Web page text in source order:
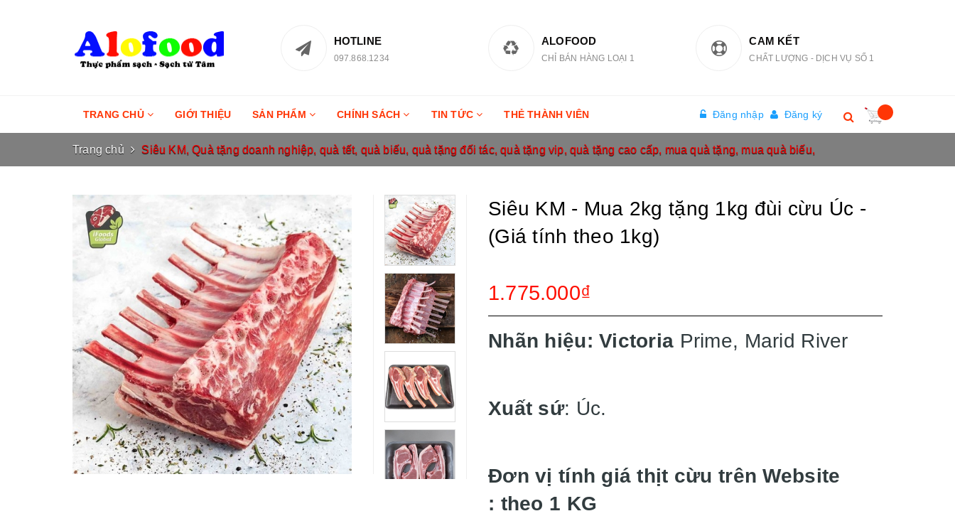
HOTLINE
097.868.1234
ALOFOOD
CHỈ BÁN HÀNG LOẠI 1
CAM KẾT
CHẤT LƯỢNG - DỊCH VỤ SỐ 1
TRANG CHỦ GIỚI THIỆU SẢN PHẨM CHÍNH SÁCH TIN TỨC THẺ THÀNH VIÊN Đăng nhập Đăng ký
Trang chủ Siêu KM, Quà tặng doanh nghiệp, quà tết, quà biếu, quà tặng đối tác, quà tặng vip, quà tặng cao cấp, mua quà tặng, mua quà biếu,
Siêu KM - Mua 2kg tặng 1kg đùi cừu Úc -
(Giá tính theo 1kg)
1.775.000₫
Nhãn hiệu: Victoria Prime, Marid River
Xuất sứ: Úc.
Đơn vị tính giá thịt cừu trên Website
: theo 1 KG